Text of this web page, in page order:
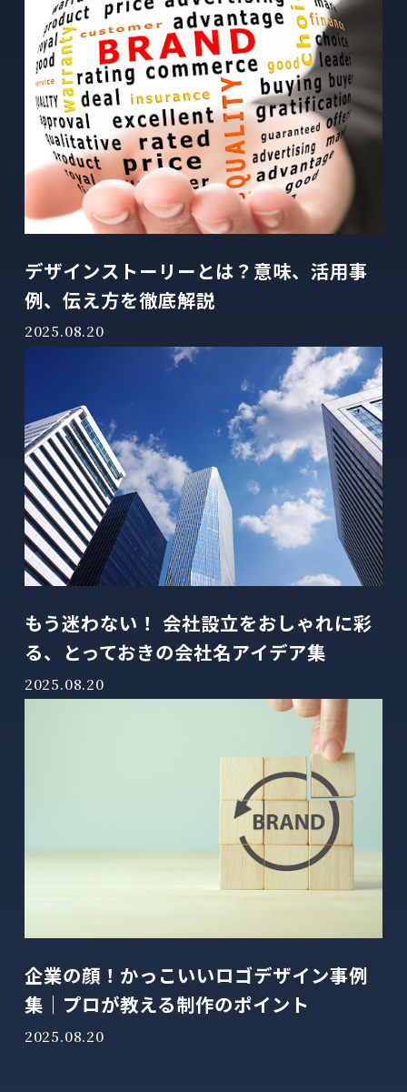
デザインストーリーとは？意味、活用事
例、伝え方を徹底解説
2025.08.20
もう迷わない！ 会社設立をおしゃれに彩
る、とっておきの会社名アイデア集
2025.08.20
企業の顔！かっこいいロゴデザイン事例
集｜プロが教える制作のポイント
2025.08.20